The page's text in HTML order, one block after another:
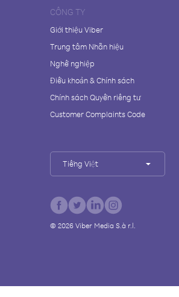
CÔNG TY
Giới thiệu Viber
Trung tâm Nhãn hiệu
Nghề nghiệp
Điều khoản & Chính sách
Chính sách Quyền riêng tư
Customer Complaints Code
Tiếng Việt
© 2026Viber Media S.à r.l.